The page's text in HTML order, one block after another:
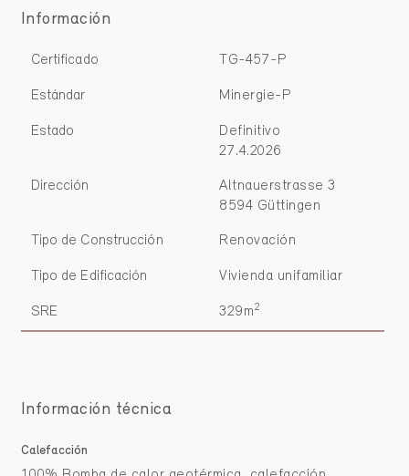
Información
Certificado TG-457-P
Estándar Minergie-P
Estado
Definitivo
27.4.2026
Dirección
Altnauerstrasse 3
8594 Güttingen
Tipo de Construcción Renovación
Tipo de Edificación Vivienda unifamiliar
SRE 329m2
Información técnica
Calefacción